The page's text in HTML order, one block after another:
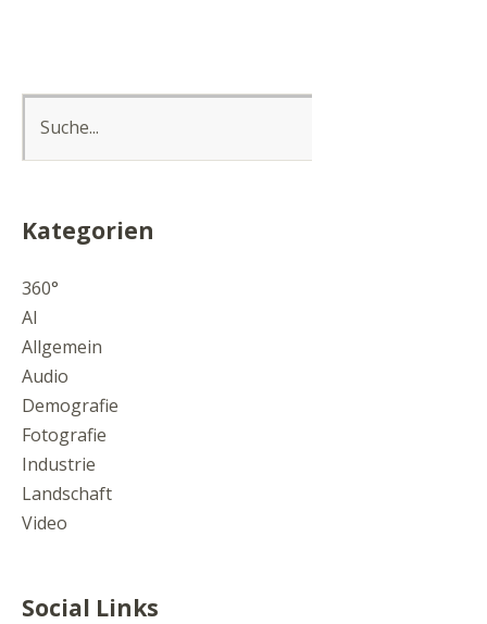
Kategorien
360°
AI
Allgemein
Audio
Demografie
Fotografie
Industrie
Landschaft
Video
Social Links